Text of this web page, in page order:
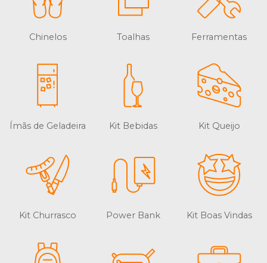
Chinelos Toalhas Ferramentas
Ímãs de Geladeira Kit Bebidas Kit Queijo
Kit Churrasco Power Bank Kit Boas Vindas